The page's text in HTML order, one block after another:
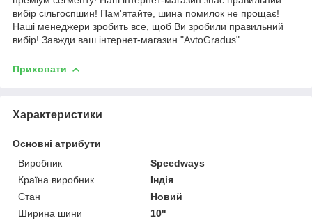
вибір сільгоспшин! Пам'ятайте, шина помилок не прощає!
Наші менеджери зробить все, щоб Ви зробили правильний
вибір! Завжди ваш інтернет-магазин "AvtoGradus".
Приховати
Характеристики
Основні атрибути
Виробник
Speedways
Країна виробник
Індія
Стан
Новий
Ширина шини
10"